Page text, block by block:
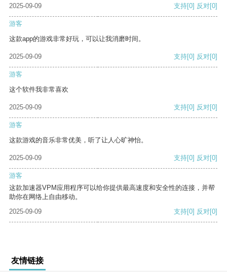
2025-09-09
支持[0] 反对[0]
游客
这款app的游戏非常好玩，可以让我消磨时间。
2025-09-09 支持[0] 反对[0]
游客
这个软件我非常喜欢
2025-09-09 支持[0] 反对[0]
游客
这款游戏的音乐非常优美，听了让人心旷神怡。
2025-09-09 支持[0] 反对[0]
游客
这款加速器VPM应用程序可以给你提供最高速度和安全性的连接，并帮
助你在网络上自由移动。
2025-09-09
支持[0] 反对[0]
友情链接